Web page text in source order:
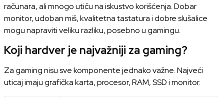
računara, ali mnogo utiču na iskustvo korišćenja. Dobar
monitor, udoban miš, kvalitetna tastatura i dobre slušalice
mogu napraviti veliku razliku, posebno u gamingu.
Koji hardver je najvažniji za gaming?
Za gaming nisu sve komponente jednako važne. Najveći
uticaj imaju grafička karta, procesor, RAM, SSD i monitor.